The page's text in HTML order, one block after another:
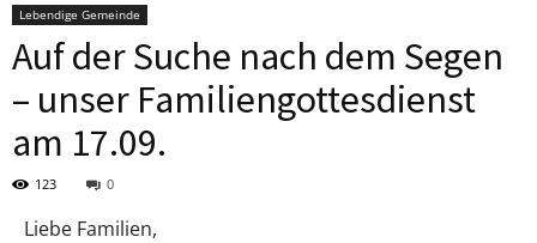
Lebendige Gemeinde
Auf der Suche nach dem Segen
– unser Familiengottesdienst
am 17.09.
123 0
Liebe Familien,